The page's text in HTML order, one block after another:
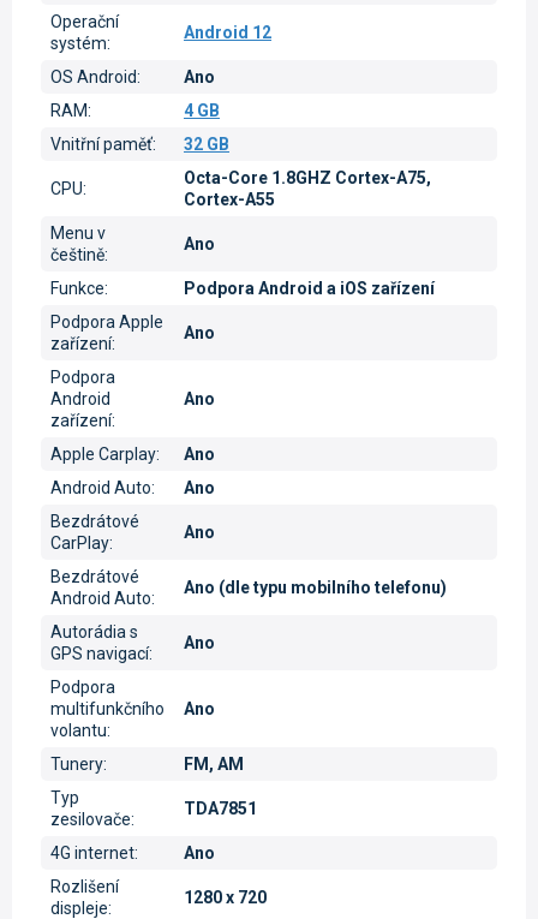
Operační
systém:
Android 12
OS Android:
Ano
RAM:
4 GB
Vnitřní paměť: 32 GB
CPU:
Octa-Core 1.8GHZ Cortex-A75,
Cortex-A55
Menu v
češtině:
Ano
Funkce:
Podpora Android a iOS zařízení
Podpora Apple
zařízení:
Ano
Podpora
Android
zařízení:
Ano
Apple Carplay:
Ano
Android Auto:
Ano
Bezdrátové
CarPlay:
Ano
Bezdrátové
Android Auto:
Ano (dle typu mobilního telefonu)
Autorádia s
GPS navigací:
Ano
Podpora
multifunkčního
volantu:
Ano
Tunery:
FM, AM
Typ
zesilovače:
TDA7851
4G internet:
Ano
Rozlišení
displeje:
1280 x 720